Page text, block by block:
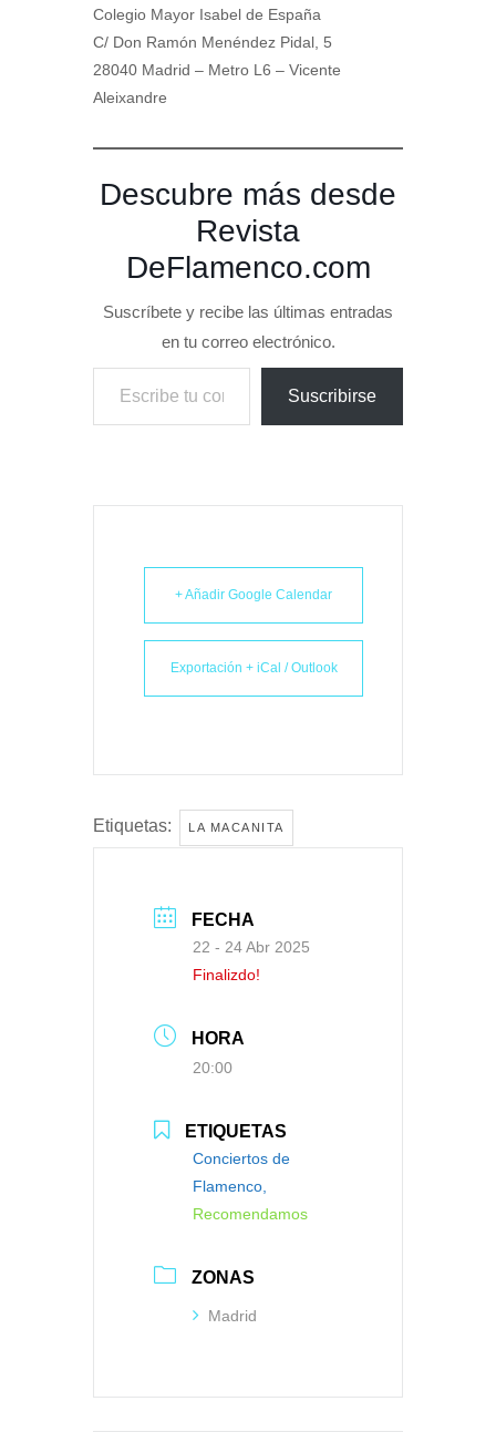
Colegio Mayor Isabel de España
C/ Don Ramón Menéndez Pidal, 5
28040 Madrid – Metro L6 – Vicente
Aleixandre
Descubre más desde
Revista
DeFlamenco.com
Suscríbete y recibe las últimas entradas
en tu correo electrónico.
Escribe tu correo electrónico…
Suscribirse
+ Añadir Google Calendar
Exportación + iCal / Outlook
Etiquetas: LA MACANITA
FECHA
22 - 24 Abr 2025
Finalizdo!
HORA
20:00
ETIQUETAS
Conciertos de
Flamenco,
Recomendamos
ZONAS
Madrid